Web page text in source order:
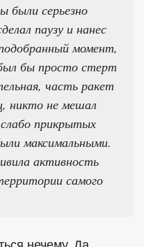
были серьезно
паузу и нанес
момент,
бы просто стерт
часть ракет
никто не мешал
прикрытых
максимальными.
активность
самого